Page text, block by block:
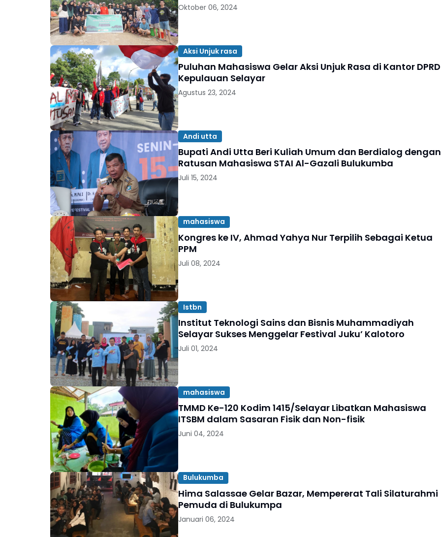
Oktober 06, 2024
Aksi Unjuk rasa
Puluhan Mahasiswa Gelar Aksi Unjuk Rasa di Kantor DPRD
Kepulauan Selayar
Agustus 23, 2024
Andi utta
Bupati Andi Utta Beri Kuliah Umum dan Berdialog dengan
Ratusan Mahasiswa STAI Al-Gazali Bulukumba
Juli 15, 2024
mahasiswa
Kongres ke IV, Ahmad Yahya Nur Terpilih Sebagai Ketua
PPM
Juli 08, 2024
Istbn
Institut Teknologi Sains dan Bisnis Muhammadiyah
Selayar Sukses Menggelar Festival Juku’ Kalotoro
Juli 01, 2024
mahasiswa
TMMD Ke-120 Kodim 1415/Selayar Libatkan Mahasiswa
ITSBM dalam Sasaran Fisik dan Non-fisik
Juni 04, 2024
Bulukumba
Hima Salassae Gelar Bazar, Mempererat Tali Silaturahmi
Pemuda di Bulukumpa
Januari 06, 2024